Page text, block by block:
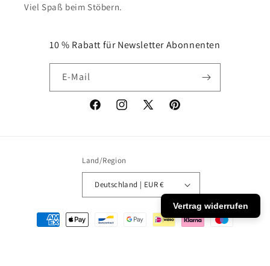
Viel Spaß beim Stöbern.
10 % Rabatt für Newsletter Abonnenten
E-Mail
FacebookInstagram
X
Pinterest
Land/Region
Deutschland | EUR €
Zahlungsmethoden
Vertrag widerrufen